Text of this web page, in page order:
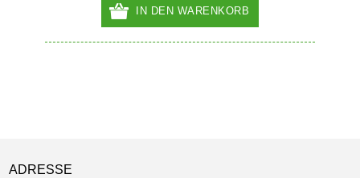
IN DEN WARENKORB
ADRESSE